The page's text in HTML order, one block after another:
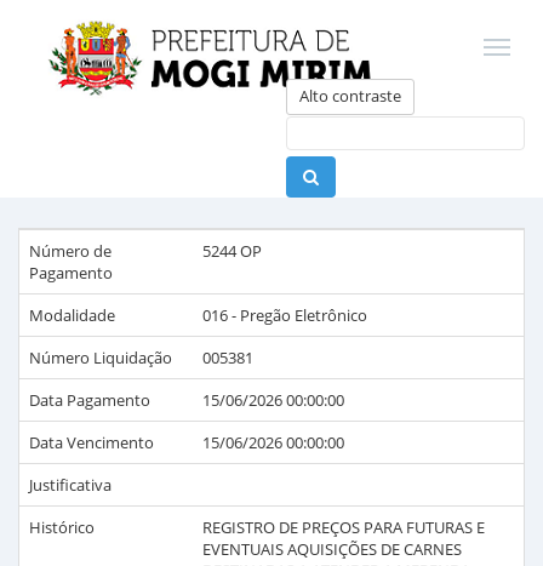
Alto contraste
Número de
Pagamento
5244 OP
Modalidade
016 - Pregão Eletrônico
Número Liquidação
005381
Data Pagamento
15/06/2026 00:00:00
Data Vencimento
15/06/2026 00:00:00
Justificativa
Histórico
REGISTRO DE PREÇOS PARA FUTURAS E
EVENTUAIS AQUISIÇÕES DE CARNES